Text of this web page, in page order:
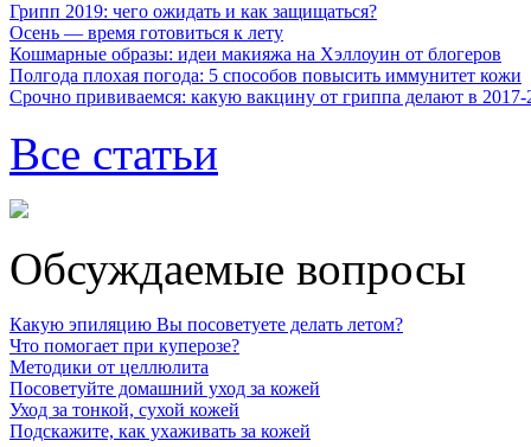
Грипп 2019: чего ожидать и как защищаться?
Осень — время готовиться к лету
Кошмарные образы: идеи макияжа на Хэллоуин от блогеров
Полгода плохая погода: 5 способов повысить иммунитет кожи
Срочно прививаемся: какую вакцину от гриппа делают в 2017-
Все статьи
Обсуждаемые вопросы
Какую эпиляцию Вы посоветуете делать летом?
Что помогает при куперозе?
Методики от целлюлита
Посоветуйте домашний уход за кожей
Уход за тонкой, сухой кожей
Подскажите, как ухаживать за кожей